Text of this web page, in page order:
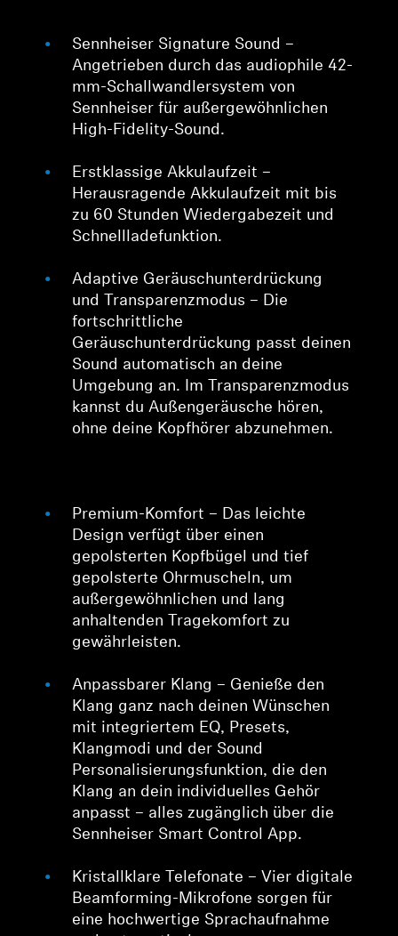
Sennheiser Signature Sound –
Angetrieben durch das audiophile 42-
mm-Schallwandlersystem von
Sennheiser für außergewöhnlichen
High-Fidelity-Sound.
Erstklassige Akkulaufzeit –
Herausragende Akkulaufzeit mit bis
zu 60 Stunden Wiedergabezeit und
Schnellladefunktion.
Adaptive Geräuschunterdrückung
und Transparenzmodus – Die
fortschrittliche
Geräuschunterdrückung passt deinen
Sound automatisch an deine
Umgebung an. Im Transparenzmodus
kannst du Außengeräusche hören,
ohne deine Kopfhörer abzunehmen.
Premium-Komfort – Das leichte
Design verfügt über einen
gepolsterten Kopfbügel und tief
gepolsterte Ohrmuscheln, um
außergewöhnlichen und lang
anhaltenden Tragekomfort zu
gewährleisten.
Anpassbarer Klang – Genieße den
Klang ganz nach deinen Wünschen
mit integriertem EQ, Presets,
Klangmodi und der Sound
Personalisierungsfunktion, die den
Klang an dein individuelles Gehör
anpasst – alles zugänglich über die
Sennheiser Smart Control App.
Kristallklare Telefonate – Vier digitale
Beamforming-Mikrofone sorgen für
eine hochwertige Sprachaufnahme